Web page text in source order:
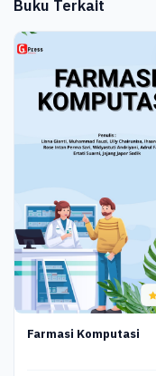
Buku Terkait
Farmasi Komputasi